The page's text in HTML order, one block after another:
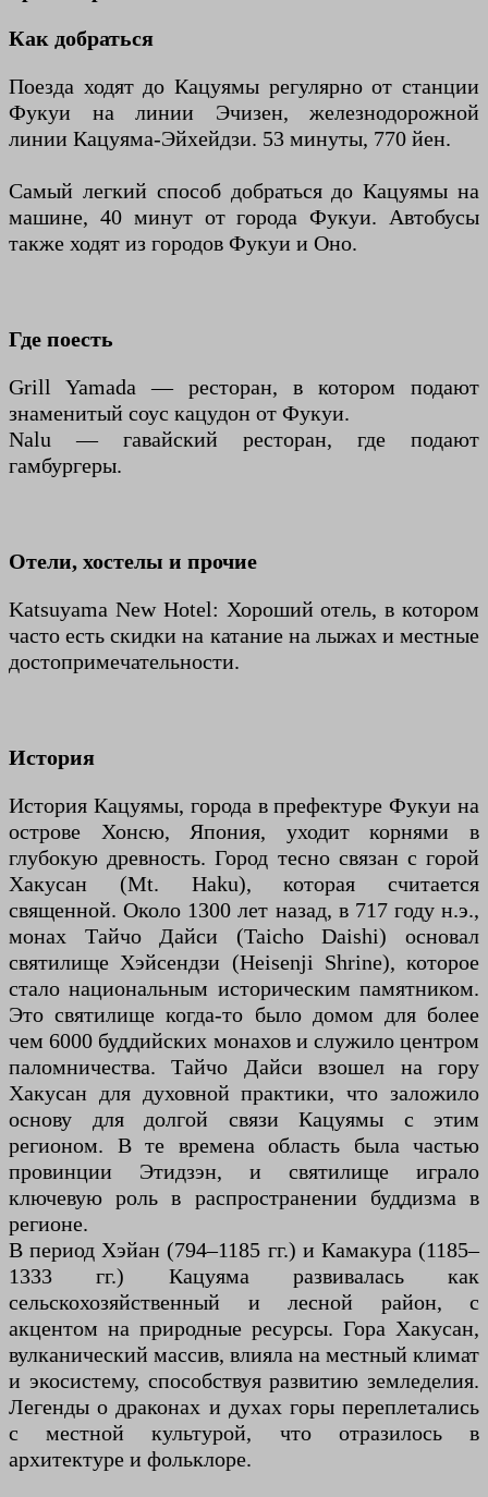
Как добраться
Поезда ходят до Кацуямы регулярно от станции
Фукуи на линии Эчизен, железнодорожной
линии Кацуяма-Эйхейдзи. 53 минуты, 770 йен.
Самый легкий способ добраться до Кацуямы на
машине, 40 минут от города Фукуи. Автобусы
также ходят из городов Фукуи и Оно.
Где поесть
Grill Yamada — ресторан, в котором подают
знаменитый соус кацудон от Фукуи.
Nalu — гавайский ресторан, где подают
гамбургеры.
Отели, хостелы и прочие
Katsuyama New Hotel: Хороший отель, в котором
часто есть скидки на катание на лыжах и местные
достопримечательности.
История
История Кацуямы, города в префектуре Фукуи на
острове Хонсю, Япония, уходит корнями в
глубокую древность. Город тесно связан с горой
Хакусан (Mt. Haku), которая считается
священной. Около 1300 лет назад, в 717 году н.э.,
монах Тайчо Дайси (Taicho Daishi) основал
святилище Хэйсендзи (Heisenji Shrine), которое
стало национальным историческим памятником.
Это святилище когда-то было домом для более
чем 6000 буддийских монахов и служило центром
паломничества. Тайчо Дайси взошел на гору
Хакусан для духовной практики, что заложило
основу для долгой связи Кацуямы с этим
регионом. В те времена область была частью
провинции Этидзэн, и святилище играло
ключевую роль в распространении буддизма в
регионе.
В период Хэйан (794–1185 гг.) и Камакура (1185–
1333 гг.) Кацуяма развивалась как
сельскохозяйственный и лесной район, с
акцентом на природные ресурсы. Гора Хакусан,
вулканический массив, влияла на местный климат
и экосистему, способствуя развитию земледелия.
Легенды о драконах и духах горы переплетались
с местной культурой, что отразилось в
архитектуре и фольклоре.